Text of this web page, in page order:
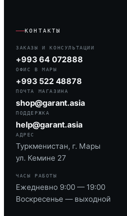
КОНТАКТЫ
ЗАКАЗЫ И КОНСУЛЬТАЦИИ
+993 64 072888
ОФИС В МАРЫ
+993 522 48878
ПОЧТА МАГАЗИНА
shop@garant.asia
ПОДДЕРЖКА
help@garant.asia
АДРЕС
Туркменистан, г. Мары
ул. Кемине 27
ЧАСЫ РАБОТЫ
Ежедневно 9:00 — 19:00
Воскресенье — выходной